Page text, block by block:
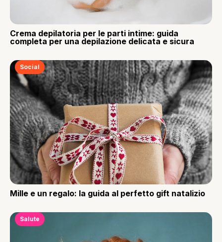
Crema depilatoria per le parti intime: guida
completa per una depilazione delicata e sicura
Social
Mille e un regalo: la guida al perfetto gift natalizio
Salute